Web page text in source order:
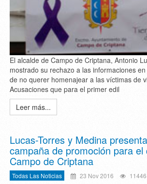
El alcalde de Campo de Criptana, Antonio
mostrado su rechazo a las informaciones
de no querer homenajear a las víctimas de
Acusaciones que para el primer edil
Leer más...
Lucas-Torres y Medina
campaña de promoción para el
Campo de Criptana
Todas Las Noticias 23 Nov 2016 11446